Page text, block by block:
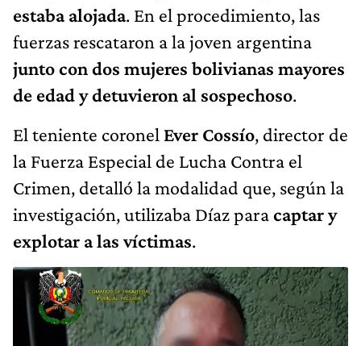
estaba alojada. En el procedimiento, las
fuerzas rescataron a la joven argentina
junto con dos mujeres bolivianas mayores
de edad y detuvieron al sospechoso.
El teniente coronel Ever Cossío, director de
la Fuerza Especial de Lucha Contra el
Crimen, detalló la modalidad que, según la
investigación, utilizaba Díaz paracaptar y
explotar a las víctimas.